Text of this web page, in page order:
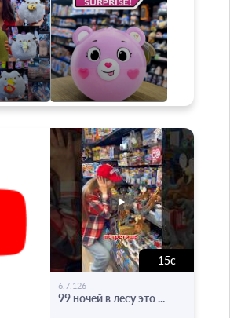
15с
6.7.126
99 ночей в лесу это ...